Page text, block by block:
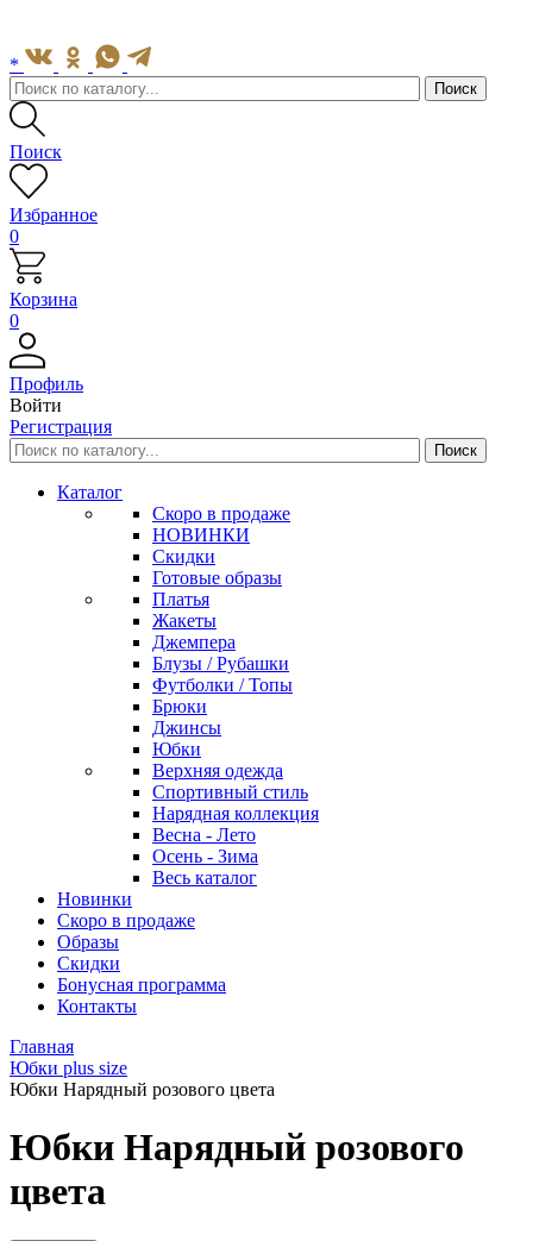
*
Поиск
Избранное
0
Корзина
0
Профиль
Войти
Регистрация
Каталог
Скоро в продаже
НОВИНКИ
Скидки
Готовые образы
Платья
Жакеты
Джемпера
Блузы / Рубашки
Футболки / Топы
Брюки
Джинсы
Юбки
Верхняя одежда
Спортивный стиль
Нарядная коллекция
Весна - Лето
Осень - Зима
Весь каталог
Новинки
Скоро в продаже
Образы
Скидки
Бонусная программа
Контакты
Главная
Юбки plus size
Юбки Нарядный розового цвета
Юбки Нарядный розового
цвета